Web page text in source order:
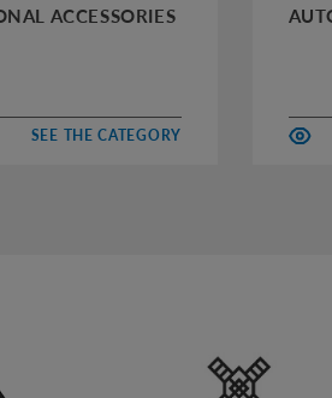
ACCESSORIES
SEE THE CATEGORY